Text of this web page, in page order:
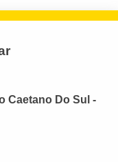
Caetano Do Sul -